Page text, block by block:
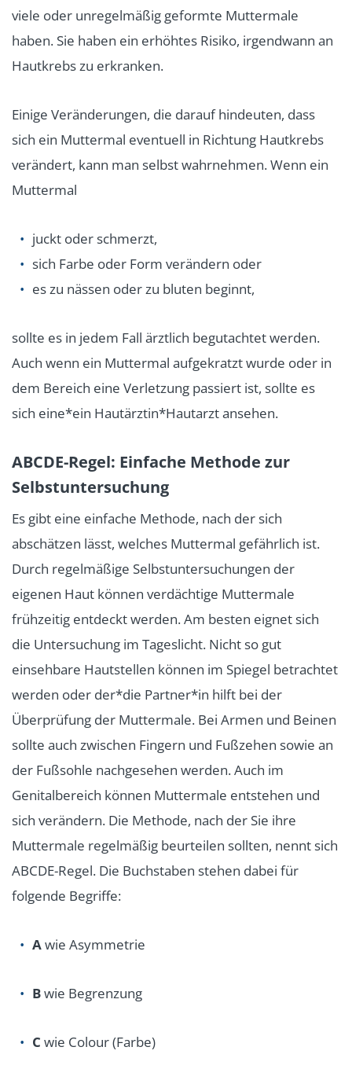
viele oder unregelmäßig geformte Muttermale
haben. Sie haben ein erhöhtes Risiko, irgendwann an
Hautkrebs zu erkranken.
Einige Veränderungen, die darauf hindeuten, dass
sich ein Muttermal eventuell in Richtung Hautkrebs
verändert, kann man selbst wahrnehmen. Wenn ein
Muttermal
juckt oder schmerzt,
sich Farbe oder Form verändern oder
es zu nässen oder zu bluten beginnt,
sollte es in jedem Fall ärztlich begutachtet werden.
Auch wenn ein Muttermal aufgekratzt wurde oder in
dem Bereich eine Verletzung passiert ist, sollte es
sich eine*ein Hautärztin*Hautarzt ansehen.
ABCDE-Regel: Einfache Methode zur
Selbstuntersuchung
Es gibt eine einfache Methode, nach der sich
abschätzen lässt, welches Muttermal gefährlich ist.
Durch regelmäßige Selbstuntersuchungen der
eigenen Haut können verdächtige Muttermale
frühzeitig entdeckt werden. Am besten eignet sich
die Untersuchung im Tageslicht. Nicht so gut
einsehbare Hautstellen können im Spiegel betrachtet
werden oder der*die Partner*in hilft bei der
Überprüfung der Muttermale. Bei Armen und Beinen
sollte auch zwischen Fingern und Fußzehen sowie an
der Fußsohle nachgesehen werden. Auch im
Genitalbereich können Muttermale entstehen und
sich verändern. Die Methode, nach der Sie ihre
Muttermale regelmäßig beurteilen sollten, nennt sich
ABCDE-Regel. Die Buchstaben stehen dabei für
folgende Begriffe:
Awie Asymmetrie
Bwie Begrenzung
C wie Colour (Farbe)